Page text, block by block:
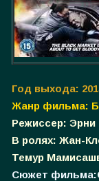
Год выхода:
Жанр фильма:
Режиссер:
В ролях: Жан-
Темур
Сюжет фильма: